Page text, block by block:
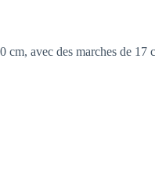
avec des marches de